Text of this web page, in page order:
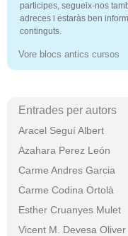
participes, segueix-nos
adreces i estaràs ben
continguts.
Vore blocs antics cursos
Entrades per autors
Aracel Seguí Albert
Azahara Perez León
Carme Andres Garcia
Carme Codina Ortolà
Esther Cruanyes Mulet
Vicent M. Devesa Oliver